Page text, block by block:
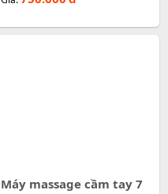
Máy massage cầm tay 7